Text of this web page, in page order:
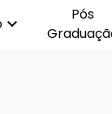
Pós